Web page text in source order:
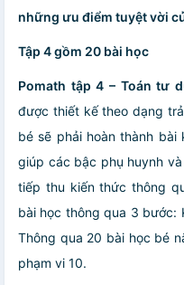
những ưu điểm tuyệt vời
Tập 4 gồm 20 bài học
Pomath tập 4 – Toán tư
được thiết kế theo dạng
bé sẽ phải hoàn thành
giúp các bậc phụ huynh
tiếp thu kiến thức thông
bài học thông qua 3 bước:
Thông qua 20 bài học bé
phạm vi 10.